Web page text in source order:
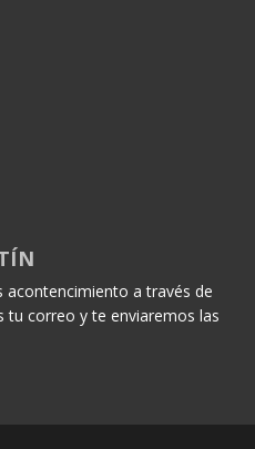
a través de
tu correo y te enviaremos las